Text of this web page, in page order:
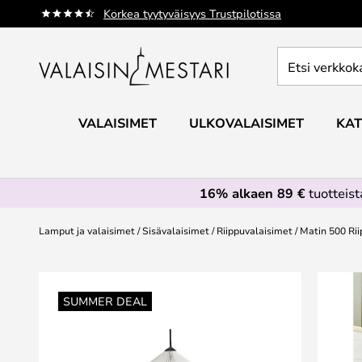
Korkea tyytyväisyys Trustpilotissa
Skip
to
verkkokaupan
VALAISIMET ULKOVALAISIMET
16% alkaen 89 €
Lamput ja valaisimet Sisävalaisimet Riippuvalaisimet Matin 500
SUMMER DEAL